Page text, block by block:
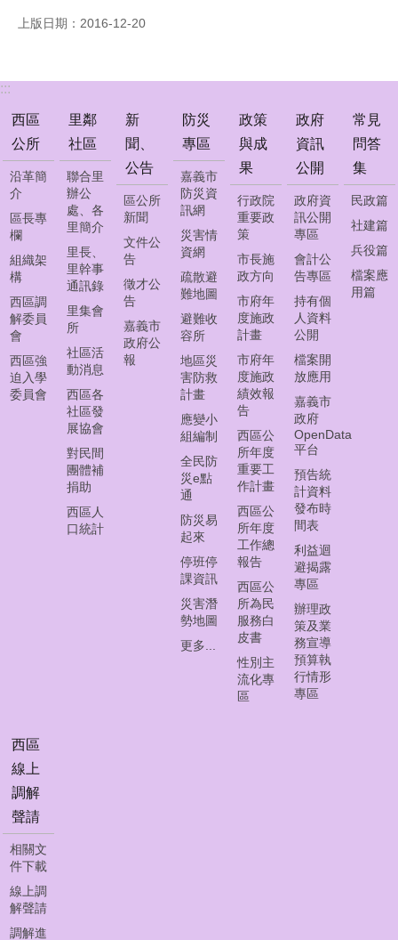
料
隱
私
權
宣
告
資
訊
安
全
政
策
英
文
Government
上版日期：2016-12-20
:::
西區
公所
沿革簡
介
區長專
欄
組織架
構
西區調
解委員
會
西區強
迫入學
委員會
里鄰
社區
聯合里
辦公
處、各
里簡介
里長、
里幹事
通訊錄
里集會
所
社區活
動消息
西區各
社區發
展協會
對民間
團體補
捐助
西區人
口統計
新
聞、
公告
區公所
新聞
文件公
告
徵才公
告
嘉義市
政府公
報
防災
專區
嘉義市
防災資
訊網
災害情
資網
疏散避
難地圖
避難收
容所
地區災
害防救
計畫
應變小
組編制
全民防
災e點
通
防災易
起來
停班停
課資訊
災害潛
勢地圖
更多...
政策
與成
果
行政院
重要政
策
市長施
政方向
市府年
度施政
計畫
市府年
度施政
績效報
告
西區公
所年度
重要工
作計畫
西區公
所年度
工作總
報告
西區公
所為民
服務白
皮書
性別主
流化專
區
政府
資訊
公開
政府資
訊公開
專區
會計公
告專區
持有個
人資料
公開
檔案開
放應用
嘉義市
政府
OpenData
平台
預告統
計資料
發布時
間表
利益迴
避揭露
專區
辦理政
策及業
務宣導
預算執
行情形
專區
常見
問答
集
民政篇
社建篇
兵役篇
檔案應
用篇
西區
線上
調解
聲請
相關文
件下載
線上調
解聲請
調解進